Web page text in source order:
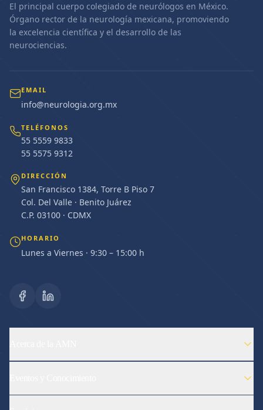
El principal cuerpo colegiado de neurólogos en México.
Órgano rector de la neurología mexicana, promoviendo
la excelencia científica y el desarrollo de las
neurociencias.
EMAIL
info@neurologia.org.mx
TELÉFONOS
55 5559 9833
55 5575 9312
DIRECCIÓN
San Francisco 1384, Torre B Piso 7
Col. Del Valle · Benito Juárez
C.P. 03100 · CDMX
HORARIO
Lunes a Viernes · 9:30 – 15:00 h